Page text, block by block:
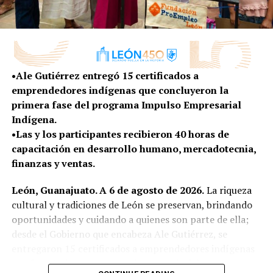
gente que ha llegado de diferentes partes del país,
que se enamoran de la ciudad y que deciden
Además, se impulsan programas gratuitos de
capacitación en herramientas como idiomas, Excel,
Word e inteligencia artificial, además de acercar
oportunidades laborales mediante Chamba Módulo,
plataforma que mantiene actualizadas las vacantes
disponibles para perfiles que van desde educación básica
hasta nivel profesional.
atracción de inversiones, en un año y medio, León
registra 531 millones de dólares en inversiones
internacional, que representan más de 10 mil empleos
comprometidos, oportunidades que fortalecen la
un destino competitivo para el desarrollo de nuevos
•Ale Gutiérrez entregó 15 certificados a
emprendedores indígenas que concluyeron la
primera fase del programa Impulso Empresarial
Indígena.
•Las y los participantes recibieron 40 horas de
capacitación en desarrollo humano, mercadotecnia,
finanzas y ventas.
León, Guanajuato. A 6 de agosto de 2026.La riqueza
cultural y tradiciones de León se preservan, brindando
oportunidades y cuidando a quienes son parte de ella;
desde el Gobierno que encabeza Ale Gutiérrez, se
que fortalecieron sus negocios a través del programa